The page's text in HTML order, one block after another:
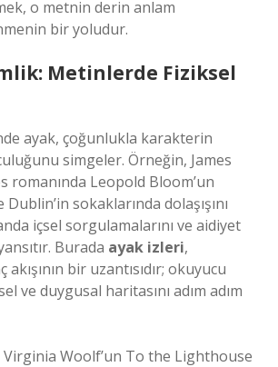
o metnin derin anlam
bir yoludur.
Metinlerde Fiziksel
ayak, çoğunlukla karakterin
simgeler. Örneğin, James
romanında Leopold Bloom’un
Dublin’in sokaklarında dolaşışını
içsel sorgulamalarını ve aidiyet
Burada ayak izleri,
bir uzantısıdır; okuyucu
ve duygusal haritasını adım adım
Virginia Woolf’un To the Lighthouse